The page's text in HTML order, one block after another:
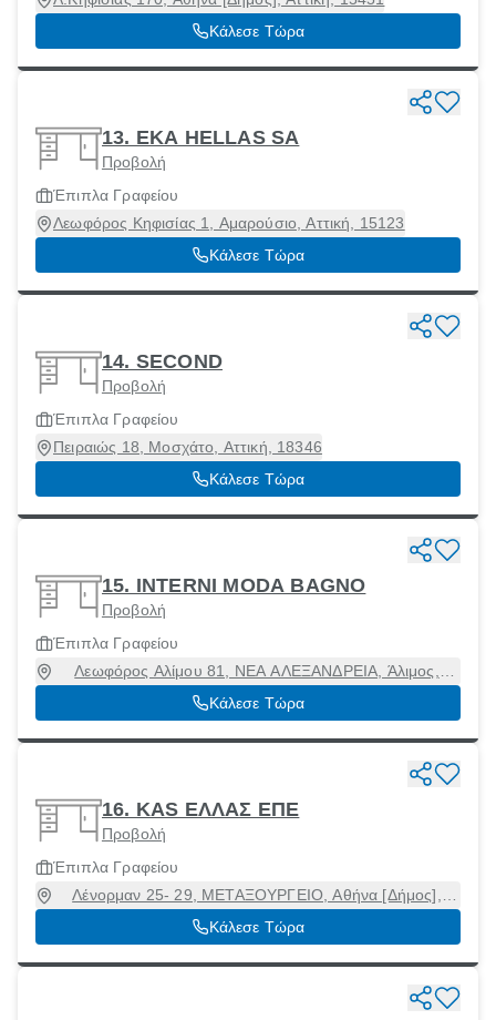
Κάλεσε Τώρα
13. ΕΚΑ HELLAS SA
Προβολή
Έπιπλα Γραφείου
Λεωφόρος Κηφισίας 1, Αμαρούσιο, Αττική, 15123
Κάλεσε Τώρα
14. SECOND
Προβολή
Έπιπλα Γραφείου
Πειραιώς 18, Μοσχάτο, Αττική, 18346
Κάλεσε Τώρα
15. INTERNI MODA BAGNO
Προβολή
Έπιπλα Γραφείου
Λεωφόρος Αλίμου 81, ΝΕΑ ΑΛΕΞΑΝΔΡΕΙΑ, Άλιμος,
Αττική, 17456
Κάλεσε Τώρα
16. KAS ΕΛΛΑΣ ΕΠΕ
Προβολή
Έπιπλα Γραφείου
Λένορμαν 25- 29, ΜΕΤΑΞΟΥΡΓΕΙΟ, Αθήνα [Δήμος],
Αττική, 10436
Κάλεσε Τώρα